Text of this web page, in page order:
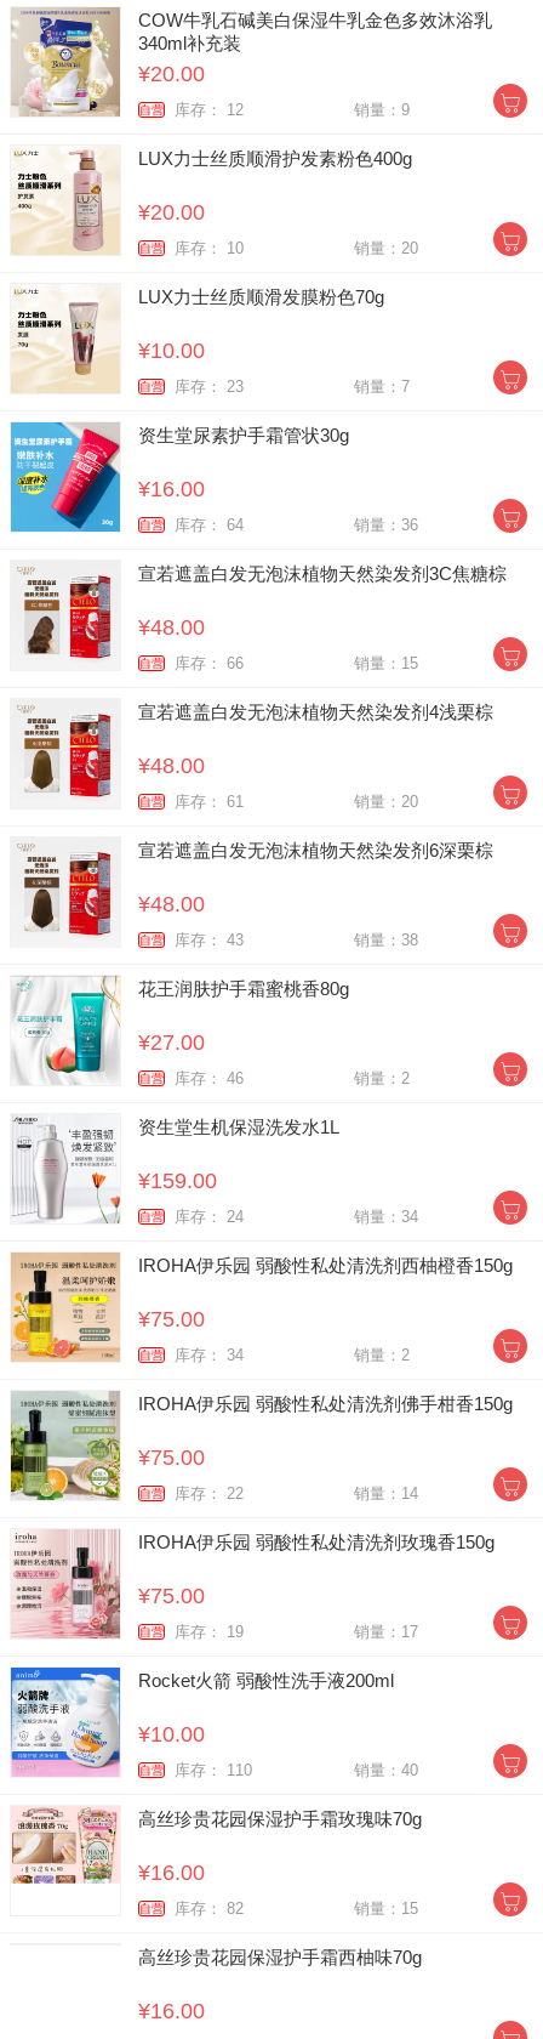
COW牛乳石碱美白保湿牛乳金色多效沐浴乳
340ml补充装
¥20.00
自营 库存： 12 销量：9
LUX力士丝质顺滑护发素粉色400g
¥20.00
自营 库存： 10 销量：20
LUX力士丝质顺滑发膜粉色70g
¥10.00
自营 库存： 23 销量：7
资生堂尿素护手霜管状30g
¥16.00
自营 库存： 64 销量：36
宣若遮盖白发无泡沫植物天然染发剂3C焦糖棕
¥48.00
自营 库存： 66 销量：15
宣若遮盖白发无泡沫植物天然染发剂4浅栗棕
¥48.00
自营 库存： 61 销量：20
宣若遮盖白发无泡沫植物天然染发剂6深栗棕
¥48.00
自营 库存： 43 销量：38
花王润肤护手霜蜜桃香80g
¥27.00
自营 库存： 46 销量：2
资生堂生机保湿洗发水1L
¥159.00
自营 库存： 24 销量：34
IROHA伊乐园 弱酸性私处清洗剂西柚橙香150g
¥75.00
自营 库存： 34 销量：2
IROHA伊乐园 弱酸性私处清洗剂佛手柑香150g
¥75.00
自营 库存： 22 销量：14
IROHA伊乐园 弱酸性私处清洗剂玫瑰香150g
¥75.00
自营 库存： 19 销量：17
Rocket火箭 弱酸性洗手液200ml
¥10.00
自营 库存： 110 销量：40
高丝珍贵花园保湿护手霜玫瑰味70g
¥16.00
自营 库存： 82 销量：15
高丝珍贵花园保湿护手霜西柚味70g
¥16.00